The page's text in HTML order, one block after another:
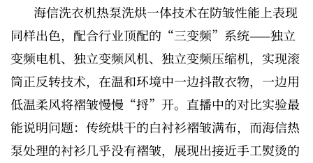
海信洗衣机热泵洗烘一体技术在防皱性能上表现
同样出色，配合行业顶配的“三变频”系统——独立
变频电机、独立变频风机、独立变频压缩机，实现滚
筒正反转技术，在温和环境中一边抖散衣物，一边用
低温柔风将褶皱慢慢“捋”开。直播中的对比实验最
能说明问题：传统烘干的白衬衫褶皱满布，而海信热
泵处理的衬衫几乎没有褶皱，展现出接近手工熨烫的